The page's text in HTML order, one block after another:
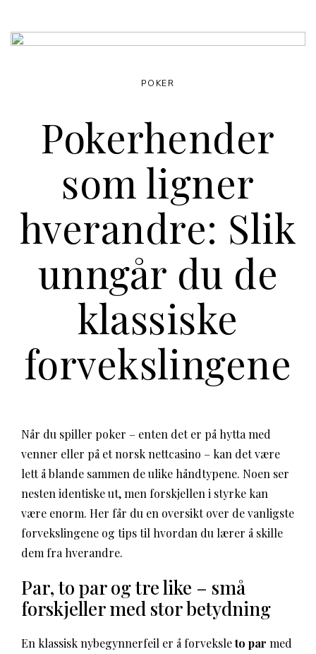
Pokerhender
som ligner
hverandre: Slik
unngår du de
klassiske
forvekslingene
POKER
Når du spiller poker – enten det er på hytta med
venner eller på et norsk nettcasino – kan det være
lett å blande sammen de ulike håndtypene. Noen ser
nesten identiske ut, men forskjellen i styrke kan
være enorm. Her får du en oversikt over de vanligste
forvekslingene og tips til hvordan du lærer å skille
dem fra hverandre.
Par, to par og tre like – små
forskjeller med stor betydning
En klassisk nybegynnerfeil er å forveksleto par med